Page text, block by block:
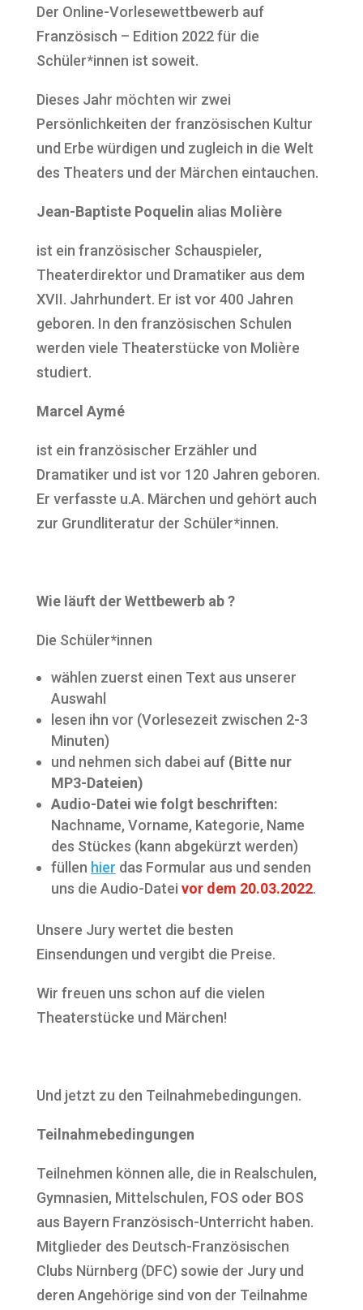
Der Online-Vorlesewettbewerb auf
Französisch – Edition 2022 für die
Schüler*innen ist soweit.
Dieses Jahr möchten wir zwei
Persönlichkeiten der französischen Kultur
und Erbe würdigen und zugleich in die Welt
des Theaters und der Märchen eintauchen.
Jean-Baptiste Poquelin alias Molière
ist ein französischer Schauspieler,
Theaterdirektor und Dramatiker aus dem
XVII. Jahrhundert. Er ist vor 400 Jahren
geboren. In den französischen Schulen
werden viele Theaterstücke von Molière
studiert.
Marcel Aymé
ist ein französischer Erzähler und
Dramatiker und ist vor 120 Jahren geboren.
Er verfasste u.A. Märchen und gehört auch
zur Grundliteratur der Schüler*innen.
Wie läuft der Wettbewerb ab ?
Die Schüler*innen
wählen zuerst einen Text aus unserer
Auswahl
lesen ihn vor (Vorlesezeit zwischen 2-3
Minuten)
und nehmen sich dabei auf (Bitte nur
MP3-Dateien)
Audio-Datei wie folgt beschriften:
Nachname, Vorname, Kategorie, Name
des Stückes (kann abgekürzt werden)
füllen hier das Formular aus und senden
uns die Audio-Datei vor dem 20.03.2022.
Unsere Jury wertet die besten
Einsendungen und vergibt die Preise.
Wir freuen uns schon auf die vielen
Theaterstücke und Märchen!
Und jetzt zu den Teilnahmebedingungen.
Teil nahmebedingungen
Teilnehmen können alle, die in Realschulen,
Gymnasien, Mittelschulen, FOS oder BOS
aus Bayern Französisch-Unterricht haben.
Mitglieder des Deutsch-Französischen
Clubs Nürnberg (DFC) sowie der Jury und
deren Angehörige sind von der Teilnahme